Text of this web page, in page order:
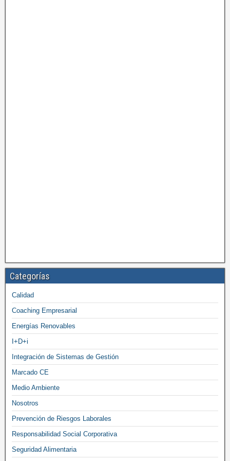
Categorías
Calidad
Coaching Empresarial
Energías Renovables
I+D+i
Integración de Sistemas de Gestión
Marcado CE
Medio Ambiente
Nosotros
Prevención de Riesgos Laborales
Responsabilidad Social Corporativa
Seguridad Alimentaria